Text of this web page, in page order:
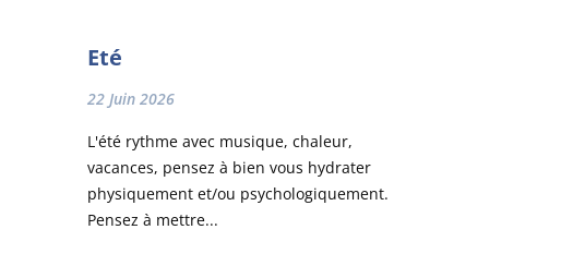
Eté
22 Juin 2026
L'été rythme avec musique, chaleur,
vacances, pensez à bien vous hydrater
physiquement et/ou psychologiquement.
Pensez à mettre...